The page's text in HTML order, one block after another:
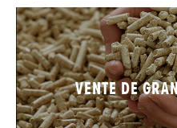
VENTE DE